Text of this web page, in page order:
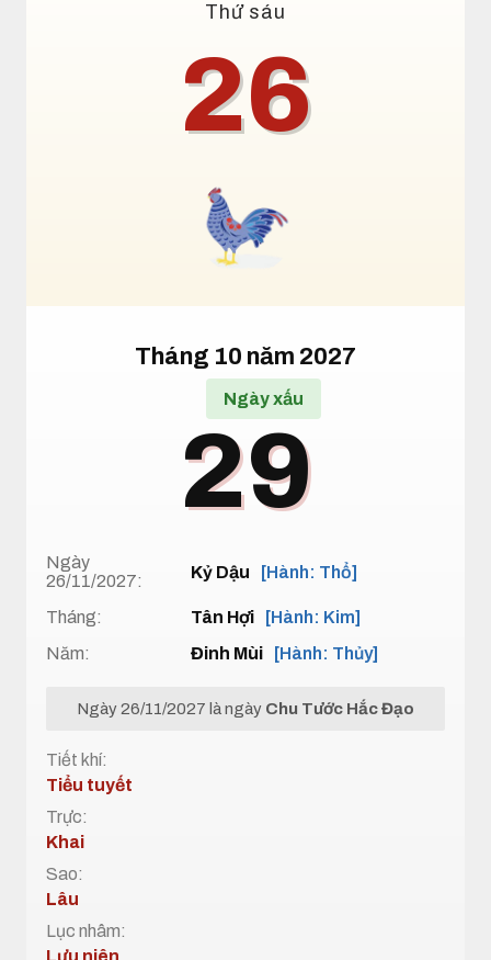
Thứ sáu
26
Tháng 10 năm 2027
Ngày xấu
29
Ngày
26/11/2027:
Kỷ Dậu [Hành: Thổ]
Tháng: Tân Hợi
[Hành: Kim]
Năm:
Đinh Mùi [Hành: Thủy]
Ngày 26/11/2027 là ngày Chu Tước Hắc Đạo
Tiết khí:
Tiểu tuyết
Trực:
Khai
Sao:
Lâu
Lục nhâm:
Lưu niên